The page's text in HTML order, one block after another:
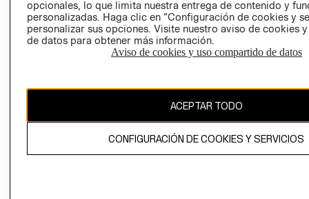
Chile ($)
El contenido de esta página web está protegido por copyright y es
propiedad de H&M Hennes & Mauritz AB.
opcionales, lo que limita nuestra entrega de contenido y
personalizadas. Haga clic en “Configuración de cookies y
personalizar sus opciones. Visite nuestro aviso de cookies
de datos para obtener más información.
Aviso de cookies y uso compartido de datos
ACEPTAR TODO
CONFIGURACIÓN DE COOKIES Y SERVICIOS